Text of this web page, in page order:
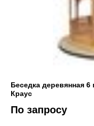
Беседка деревянная 6
Краус
По запросу